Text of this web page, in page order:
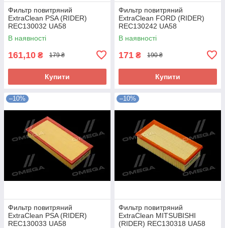
Фильтр повитряний
ExtraClean PSA (RIDER)
REC130032 UA58
В наявності
161,10 ₴ 179 ₴
Купити
Фильтр повитряний
ExtraClean FORD (RIDER)
REC130242 UA58
В наявності
171 ₴ 190 ₴
Купити
–10%
Фильтр повитряний
ExtraClean PSA (RIDER)
REC130033 UA58
–10%
Фильтр повитряний
ExtraClean MITSUBISHI
(RIDER) REC130318 UA58